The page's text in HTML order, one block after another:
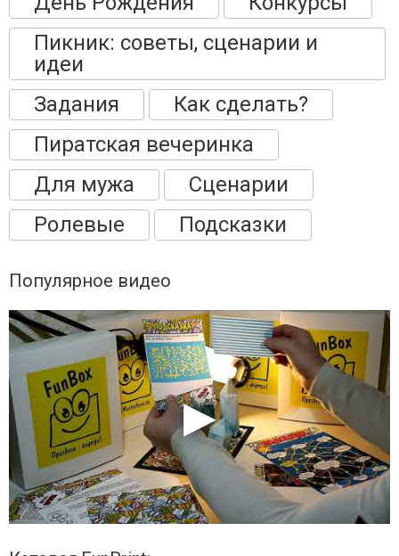
Пикник: советы, сценарии и
идеи
Задания
Как сделать?
Пиратская вечеринка
Для мужа
Сценарии
Ролевые
Подсказки
Популярное видео